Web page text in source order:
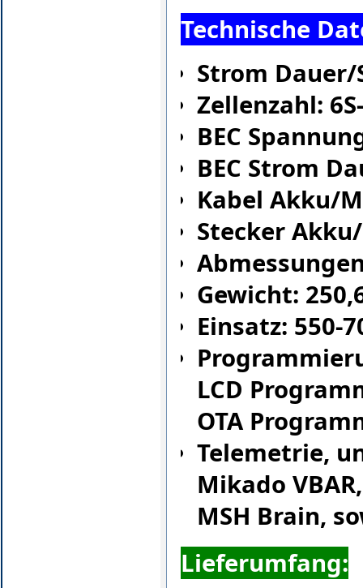
Technische
Strom Dauer/
Zellenzahl:
BEC
BEC Strom
Kabel Akku/
Stecker
Gewicht:
Einsatz: 550-
LCD
OTA
Telemetrie,
Mikado
MSH Brain,
Lieferumfang: